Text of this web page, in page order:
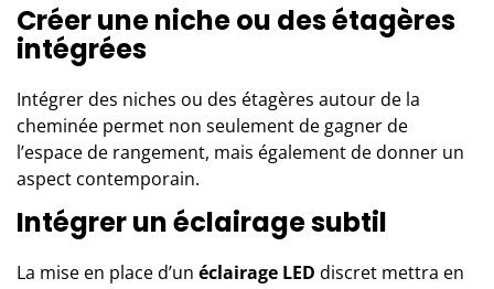
Créer une niche ou des étagères
intégrées
Intégrer des niches ou des étagères autour de la
cheminée permet non seulement de gagner de
l’espace de rangement, mais également de donner un
aspect contemporain.
Intégrer un éclairage subtil
La mise en place d’un éclairage LED discret mettra en